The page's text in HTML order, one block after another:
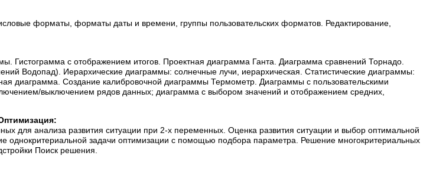
форматы, форматы даты и времени, группы пользовательских форматов. Редактирование,
Гистограмма с отображением итогов. Проектная диаграмма Ганта. Диаграмма сравнений Торнадо.
Водопад). Иерархические диаграммы: солнечные лучи, иерархическая. Статистические диаграммы:
диаграмма. Создание калибровочной диаграммы Термометр. Диаграммы с пользовательскими
выключением рядов данных; диаграмма с выбором значений и отображением средних,
для анализа развития ситуации при 2-х переменных. Оценка развития ситуации и выбор оптимальной
однокритериальной задачи оптимизации с помощью подбора параметра. Решение многокритериальных
Поиск решения.